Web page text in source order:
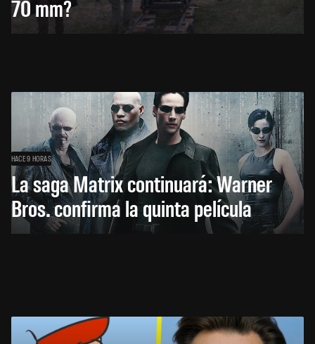
70 mm?
HACE 9 HORAS
La saga Matrix continuará: Warner
Bros. confirma la quinta película